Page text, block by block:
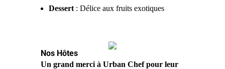
Dessert: Délice aux fruits exotiques
Nos Hôtes
Un grand merci à Urban Chef pour leur